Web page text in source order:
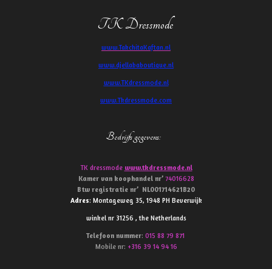
TK Dressmode
www.TakchitaKaftan.nl
www.djellababoutique.nl
www.TKdressmode.nl
www.Tkdressmode.com
Bedrijfs gegevens:
TK dressmode www.tkdressmode.nl
Kamer van koophandel nr’ 74016628
Btw registratie nr’ NL001714621B20
Adres: Montageweg 35, 1948 PH Beverwijk
winkel nr 31256 , the Netherlands
Telefoon nummer: 015 88 79 871
Mobile nr: +316 39 14 94 16